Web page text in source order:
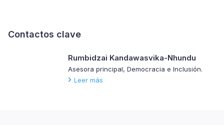
Contactos clave
Rumbidzai Kandawasvika-Nhundu
Asesora principal, Democracia e Inclusión.
Leer más